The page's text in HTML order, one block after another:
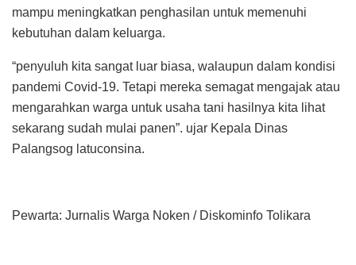
mampu meningkatkan penghasilan untuk memenuhi
kebutuhan dalam keluarga.
“penyuluh kita sangat luar biasa, walaupun dalam kondisi
pandemi Covid-19. Tetapi mereka semagat mengajak atau
mengarahkan warga untuk usaha tani hasilnya kita lihat
sekarang sudah mulai panen”. ujar Kepala Dinas
Palangsog latuconsina.
Pewarta: Jurnalis Warga Noken / Diskominfo Tolikara